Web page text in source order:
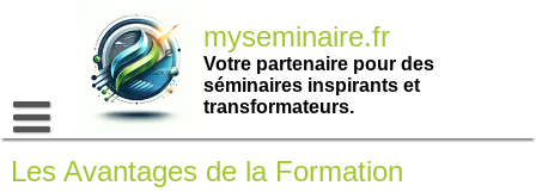
myseminaire.fr
Votre partenaire pour des
séminaires inspirants et
transformateurs.
Les Avantages de la Formation